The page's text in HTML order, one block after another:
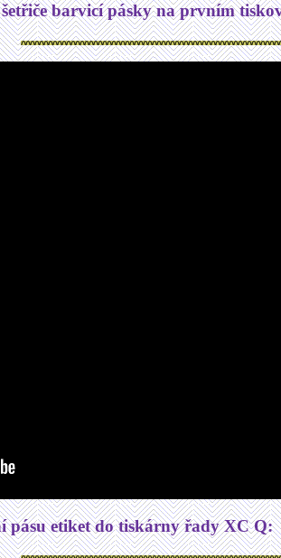
barvicí pásky na prvním
pásu etiket do tiskárny řady XC Q: